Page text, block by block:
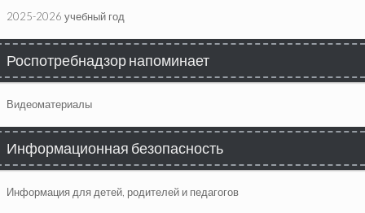
2025-2026 учебный год
Роспотребнадзор напоминает
Видеоматериалы
Информационная безопасность
Информация для детей, родителей и педагогов